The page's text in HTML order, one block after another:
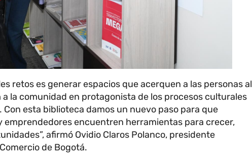
retos es generar espacios que acerquen a las personas al
la comunidad en protagonista de los procesos culturales
esta biblioteca damos un nuevo paso para que
emprendedores encuentren herramientas para crecer,
afirmó Ovidio Claros Polanco, presidente
de Bogotá.